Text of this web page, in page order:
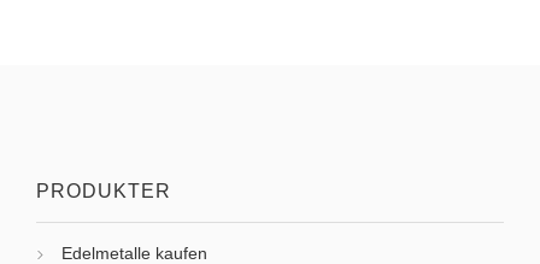
PRODUKTER
Edelmetalle kaufen